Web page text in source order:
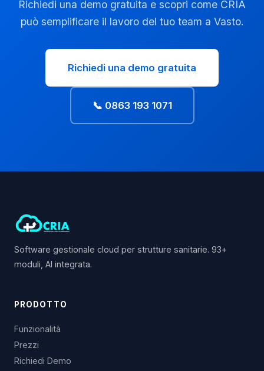
Richiedi una demo gratuita e scopri come CRIA
può semplificare il lavoro del tuo team a Vasto.
Richiedi una demo gratuita
📞 0863 193 1071
Software gestionale cloud per strutture sanitarie. 93+
moduli, AI integrata.
PRODOTTO
Funzionalità
Prezzi
Richiedi Demo